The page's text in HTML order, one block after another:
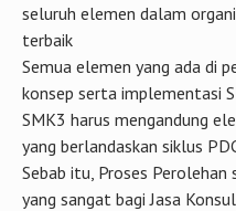
seluruh elemen dalam
terbaik
Semua elemen yang ada di
konsep serta implementasi
SMK3 harus mengandung
yang berlandaskan siklus
Sebab itu, Proses
yang sangat bagi Jasa